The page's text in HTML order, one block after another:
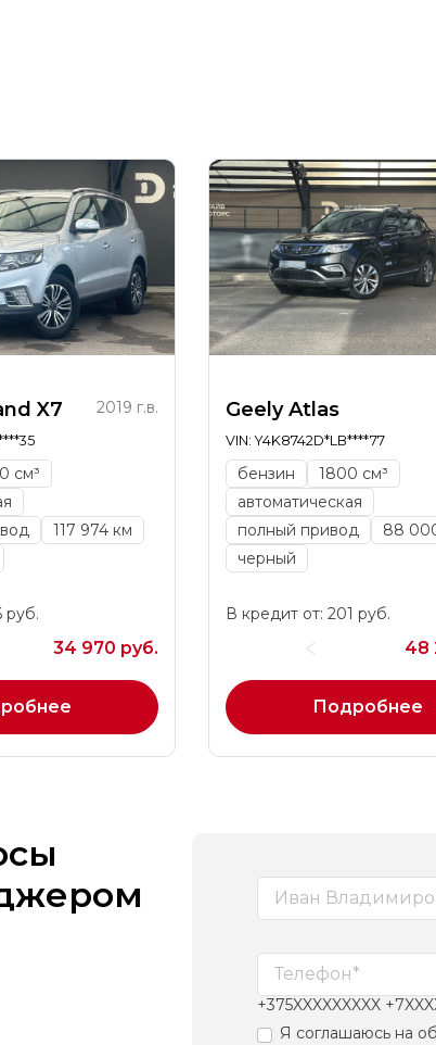
X7 2019 г.в.
см³
117 974 км
руб.
34 970 руб.
Geely Atlas
VIN: Y4K8742D*LB****77
бензин
1800 см³
автоматическая
полный привод
88
черный
В кредит от: 201 руб.
48
Подробнее
+375XXXXXXXXX
Я соглашаюсь на